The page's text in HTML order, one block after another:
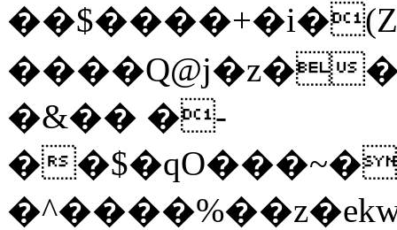
����Q@j�z�
�&�� �-
�